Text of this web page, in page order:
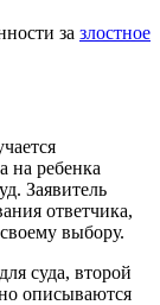
за злостное
на ребенка
Заявитель
ответчика,
выбору.
суда, второй
описываются